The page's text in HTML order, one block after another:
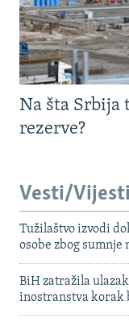
Na šta Srbija
rezerve?
Vesti/Vijesti
Tužilaštvo izvodi
osobe zbog sumnje
BiH zatražila
inostranstva korak